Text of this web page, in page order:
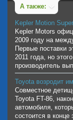
А также:
Kepler Motion
Kepler Motors
2009 году на
Первые поставки
2011 года, но
производитель
Toyota возродит
Совместное
Toyota FT-86,
автомобиля,
состоится в конце